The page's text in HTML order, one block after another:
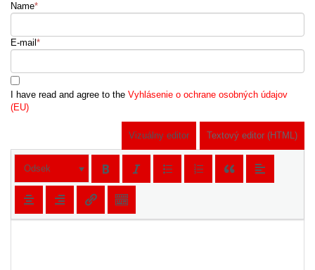
Name*
E-mail *
I have read and agree to the Vyhlásenie o ochrane osobných údajov
(EU)
Vizuálny editor Textový editor (HTML)
Odsek